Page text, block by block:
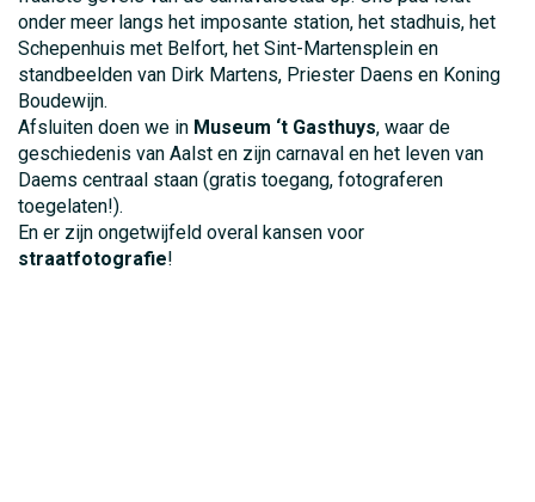
onder meer langs het imposante station, het stadhuis, het
Schepenhuis met Belfort, het Sint-Martensplein en
standbeelden van Dirk Martens, Priester Daens en Koning
Boudewijn.
Afsluiten doen we in Museum ‘t Gasthuys, waar de
geschiedenis van Aalst en zijn carnaval en het leven van
Daems centraal staan (gratis toegang, fotograferen
toegelaten!).
En er zijn ongetwijfeld overal kansen voor
straatfotografie!